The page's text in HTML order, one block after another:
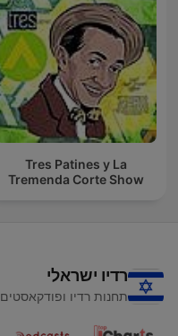
Tres Patines y La
Tremenda Corte Show
רדיו ישראלי
תחנות רדיו ופודקאסטים